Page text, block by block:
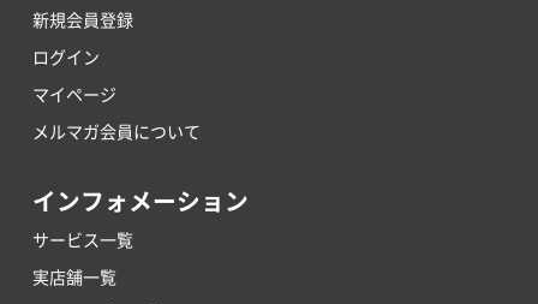
新規会員登録
ログイン
マイページ
メルマガ会員について
インフォメーション
サービス一覧
実店舗一覧